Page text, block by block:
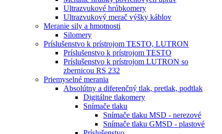
Ultrazvukové hrúbkomery
Ultrazvukový merač výšky káblov
Meranie sily a hmotnosti
Silomery
Príslušenstvo k prístrojom TESTO, LUTRON
Príslušenstvo k prístrojom TESTO
Príslušenstvo k prístrojom LUTRON so
zbernicou RS 232
Priemyselné merania
Absolútny a diferenčný tlak, pretlak, podtlak
Digitálne tlakomery
Snímače tlaku
Snímače tlaku MSD - nerezové
Snímače tlaku GMSD - plastové